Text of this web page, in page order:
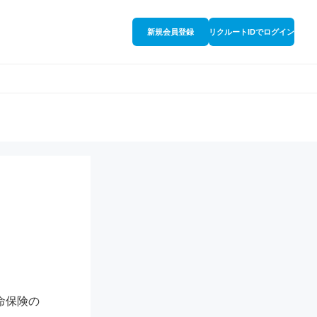
新規会員登録 リクルートIDでログイン
保険の